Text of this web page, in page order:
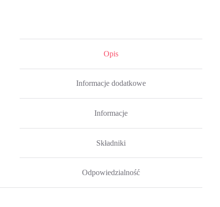
Opis
Informacje dodatkowe
Informacje
Składniki
Odpowiedzialność